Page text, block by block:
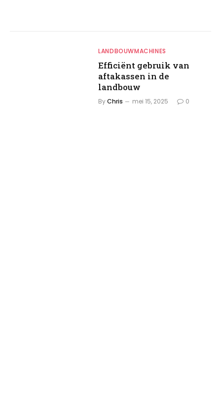
LANDBOUWMACHINES
Efficiënt gebruik van
aftakassen in de
landbouw
ByChris mei 15, 2025 0